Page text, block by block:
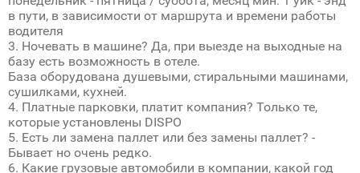
в пути, в зависимости от маршрута и времени работы
водителя
3. Ночевать в машине? Да, при выезде на выходные на
базу есть возможность в отеле.
База оборудована душевыми, стиральными машинами,
сушилками, кухней.
4. Платные парковки, платит компания? Только те,
которые установлены DISPO
5. Есть ли замена паллет или без замены паллет? -
Бывает но очень редко.
6. Какие грузовые автомобили в компании, какой год